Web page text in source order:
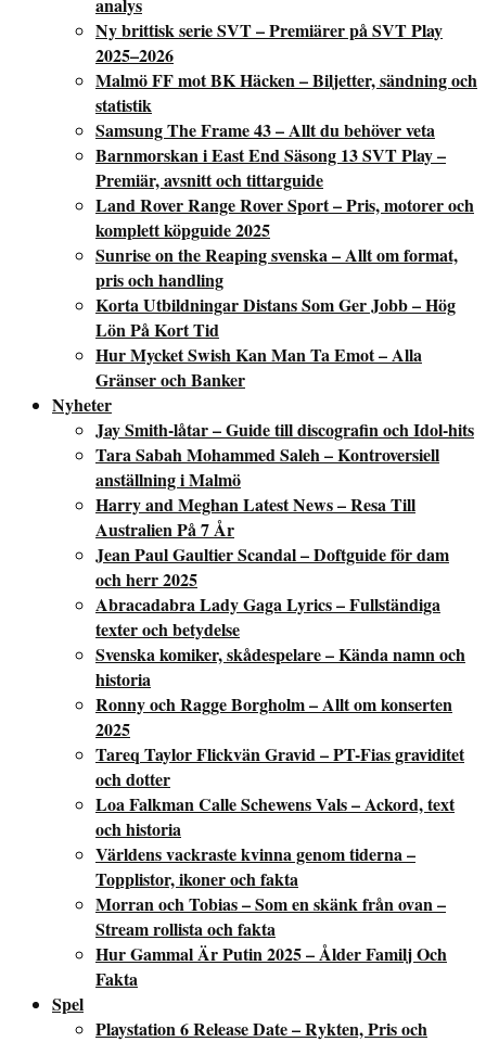
Ny brittisk serie SVT – Premiärer på SVT Play
2025–2026
Malmö FF mot BK Häcken – Biljetter, sändning och
statistik
Samsung The Frame 43 – Allt du behöver veta
Barnmorskan i East End Säsong 13 SVT Play –
Premiär, avsnitt och tittarguide
Land Rover Range Rover Sport – Pris, motorer och
komplett köpguide 2025
Sunrise on the Reaping svenska – Allt om format,
pris och handling
Korta Utbildningar Distans Som Ger Jobb – Hög
Lön På Kort Tid
Hur Mycket Swish Kan Man Ta Emot – Alla
Gränser och Banker
Nyheter
Jay Smith-låtar – Guide till discografin och Idol-hits
Tara Sabah Mohammed Saleh – Kontroversiell
anställning i Malmö
Harry and Meghan Latest News – Resa Till
Australien På 7 År
Jean Paul Gaultier Scandal – Doftguide för dam
och herr 2025
Abracadabra Lady Gaga Lyrics – Fullständiga
texter och betydelse
Svenska komiker, skådespelare – Kända namn och
historia
Ronny och Ragge Borgholm – Allt om konserten
2025
Tareq Taylor Flickvän Gravid – PT-Fias graviditet
och dotter
Loa Falkman Calle Schewens Vals – Ackord, text
och historia
Världens vackraste kvinna genom tiderna –
Topplistor, ikoner och fakta
Morran och Tobias – Som en skänk från ovan –
Stream rollista och fakta
Hur Gammal Är Putin 2025 – Ålder Familj Och
Fakta
Spel
Playstation 6 Release Date – Rykten, Pris och